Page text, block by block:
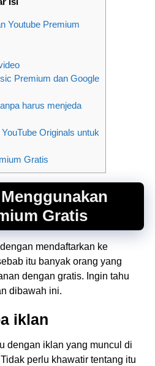
Youtube Premium
Premium dan Google
harus menjeda
Originals untuk
Gratis
Gratis
mendaftarkan ke
itu banyak orang yang
dengan gratis. Ingin tahu
dibawah ini.
iklan
dengan iklan yang muncul di
perlu khawatir tentang itu